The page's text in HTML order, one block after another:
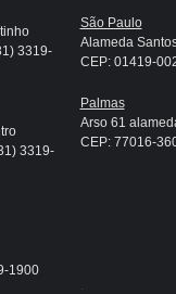
3319-
3319-
1900
São Paulo
Alameda
CEP: 01419-
Palmas
Arso 61
CEP: 77016-
.